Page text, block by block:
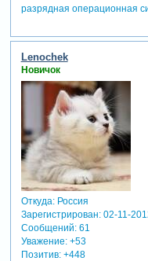
разрядная операционная
Lenochek
Новичок
Откуда:Россия
Зарегистрирован: 02-11-
Сообщений:61
Уважение: +53
Позитив: +448